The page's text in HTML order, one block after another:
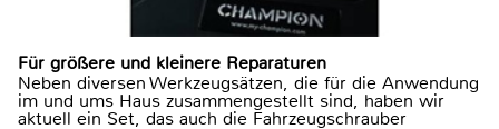
Für größere und kleinere Reparaturen
Neben diversen Werkzeugsätzen, die für die Anwendung
im und ums Haus zusammengestellt sind, haben wir
aktuell ein Set, das auch die Fahrzeugschrauber